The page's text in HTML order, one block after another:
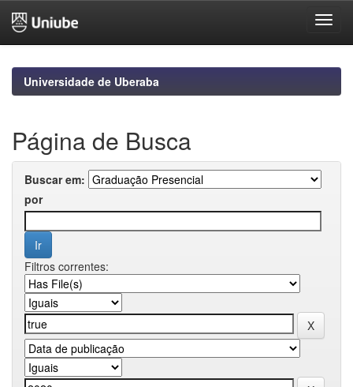
navigationUniversidade de Uberaba
Página de Busca
Buscar em:
por
Filtros correntes: